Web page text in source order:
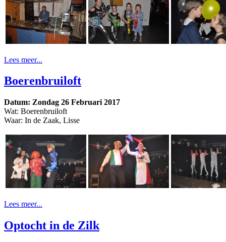
Lees meer...
Boerenbruiloft
Datum: Zondag 26 Februari 2017
Wat: Boerenbruiloft
Waar: In de Zaak, Lisse
Lees meer...
Optocht in de Zilk